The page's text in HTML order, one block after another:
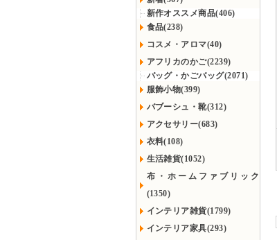
新作オススメ商品(406)
食品(238)
コスメ・アロマ(40)
アフリカのかご(2239)
バッグ・かごバッグ(2071)
服飾小物(399)
バブーシュ・靴(312)
アクセサリー(683)
衣料(108)
生活雑貨(1052)
布・ホームファブリック
(1350)
インテリア雑貨(1799)
インテリア家具(293)